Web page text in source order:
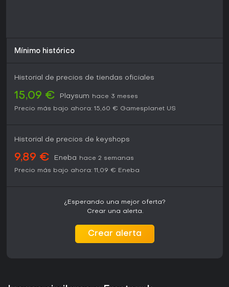
Mínimo histórico
Historial de precios de tiendas oficiales
15,09 € Playsum
hace 3 meses
Precio más bajo ahora: 15,60 € Gamesplanet US
Historial de precios de keyshops
9,89 € Eneba
hace 2 semanas
Precio más bajo ahora: 11,09 € Eneba
¿Esperando una mejor oferta?
Crear una alerta.
Crear alerta